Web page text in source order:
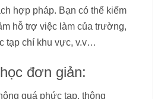
hợp pháp. Bạn có thể kiếm
hỗ trợ việc làm của trường,
tạp chí khu vực, v.v…
đơn giản:
quá phức tạp, thông